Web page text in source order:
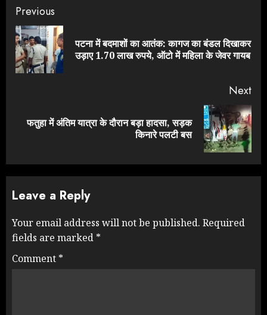
Continue
Reading
Previous
पटना में बदमाशों का आतंक: कागज का बंडल दिखाकर
उड़ाए 1.70 लाख रुपये, ऑटो में महिला के जेवर गायब
Next
Next
फतुहा में अंतिम यात्रा के दौरान बड़ा हादसा, सड़क
किनारे पलटी बस
Leave a Reply
Your email address will not be published. Required
fields are marked *
Comment *